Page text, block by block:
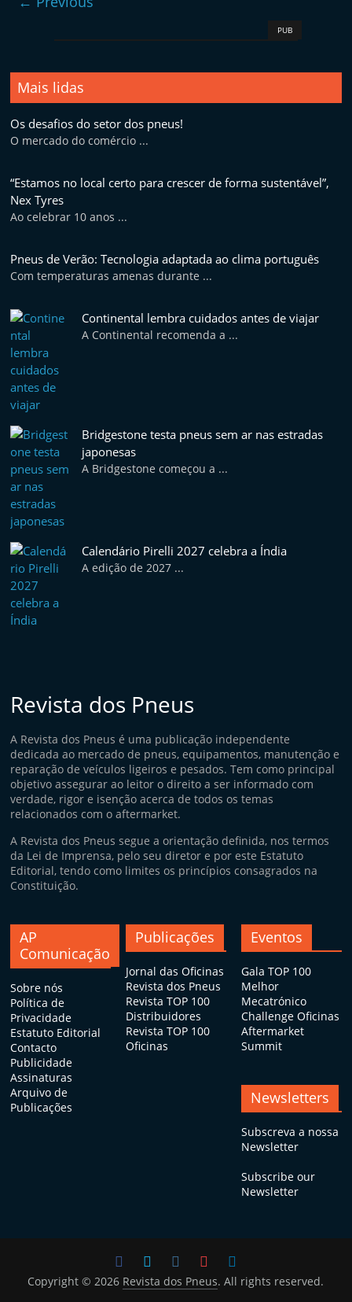
PUB
Mais lidas
Os desafios do setor dos pneus!
O mercado do comércio ...
“Estamos no local certo para crescer de forma sustentável”,
Nex Tyres
Ao celebrar 10 anos ...
Pneus de Verão: Tecnologia adaptada ao clima português
Com temperaturas amenas durante ...
Continental lembra cuidados antes de viajar
A Continental recomenda a ...
Bridgestone testa pneus sem ar nas estradas
japonesas
A Bridgestone começou a ...
Calendário Pirelli 2027 celebra a Índia
A edição de 2027 ...
Revista dos Pneus
A Revista dos Pneus é uma publicação independente
dedicada ao mercado de pneus, equipamentos, manutenção e
reparação de veículos ligeiros e pesados. Tem como principal
objetivo assegurar ao leitor o direito a ser informado com
verdade, rigor e isenção acerca de todos os temas
relacionados com o aftermarket.
A Revista dos Pneus segue a orientação definida, nos termos
da Lei de Imprensa, pelo seu diretor e por este Estatuto
Editorial, tendo como limites os princípios consagrados na
Constituição.
AP
Comunicação
Sobre nós
Política de
Privacidade
Estatuto Editorial
Contacto
Publicidade
Assinaturas
Arquivo de
Publicações
Publicações
Jornal das Oficinas
Revista dos Pneus
Revista TOP 100
Distribuidores
Revista TOP 100
Oficinas
Eventos
Gala TOP 100
Melhor
Mecatrónico
Challenge Oficinas
Aftermarket
Summit
Newsletters
Subscreva a nossa
Newsletter
Subscribe our
Newsletter
Copyright © 2026 Revista dos Pneus. All rights reserved.